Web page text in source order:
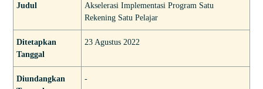
Judul
Akselerasi Implementasi Program Satu
Rekening Satu Pelajar
Ditetapkan
Tanggal
23 Agustus 2022
Diundangkan
-